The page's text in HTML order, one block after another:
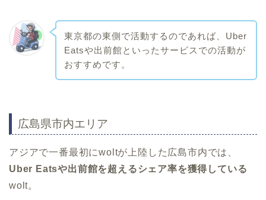
東京都の東側で活動するのであれば、Uber
Eatsや出前館といったサービスでの活動が
おすすめです。
広島県市内エリア
アジアで一番最初にwoltが上陸した広島市内では、
Uber Eatsや出前館を超えるシェア率を獲得している
wolt。